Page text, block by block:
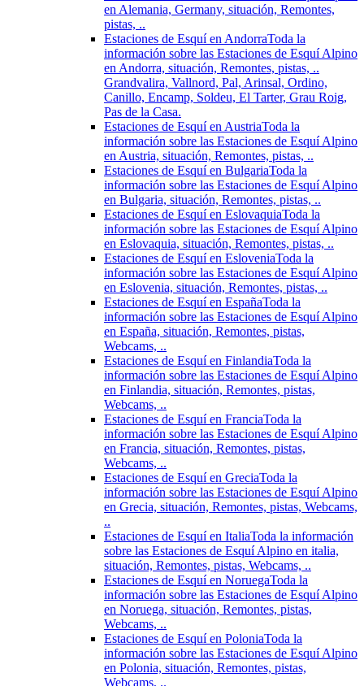
en Alemania, Germany, situación, Remontes,
pistas, ..
Estaciones de Esquí en AndorraToda la
información sobre las Estaciones de Esquí Alpino
en Andorra, situación, Remontes, pistas, ..
Grandvalira, Vallnord, Pal, Arinsal, Ordino,
Canillo, Encamp, Soldeu, El Tarter, Grau Roig,
Pas de la Casa.
Estaciones de Esquí en AustriaToda la
información sobre las Estaciones de Esquí Alpino
en Austria, situación, Remontes, pistas, ..
Estaciones de Esquí en BulgariaToda la
información sobre las Estaciones de Esquí Alpino
en Bulgaria, situación, Remontes, pistas, ..
Estaciones de Esquí en EslovaquiaToda la
información sobre las Estaciones de Esquí Alpino
en Eslovaquia, situación, Remontes, pistas, ..
Estaciones de Esquí en EsloveniaToda la
información sobre las Estaciones de Esquí Alpino
en Eslovenia, situación, Remontes, pistas, ..
Estaciones de Esquí en EspañaToda la
información sobre las Estaciones de Esquí Alpino
en España, situación, Remontes, pistas,
Webcams, ..
Estaciones de Esquí en FinlandiaToda la
información sobre las Estaciones de Esquí Alpino
en Finlandia, situación, Remontes, pistas,
Webcams, ..
Estaciones de Esquí en FranciaToda la
información sobre las Estaciones de Esquí Alpino
en Francia, situación, Remontes, pistas,
Webcams, ..
Estaciones de Esquí en GreciaToda la
información sobre las Estaciones de Esquí Alpino
en Grecia, situación, Remontes, pistas, Webcams,
..
Estaciones de Esquí en ItaliaToda la información
sobre las Estaciones de Esquí Alpino en italia,
situación, Remontes, pistas, Webcams, ..
Estaciones de Esquí en NoruegaToda la
información sobre las Estaciones de Esquí Alpino
en Noruega, situación, Remontes, pistas,
Webcams, ..
Estaciones de Esquí en PoloniaToda la
información sobre las Estaciones de Esquí Alpino
en Polonia, situación, Remontes, pistas,
Webcams, ..